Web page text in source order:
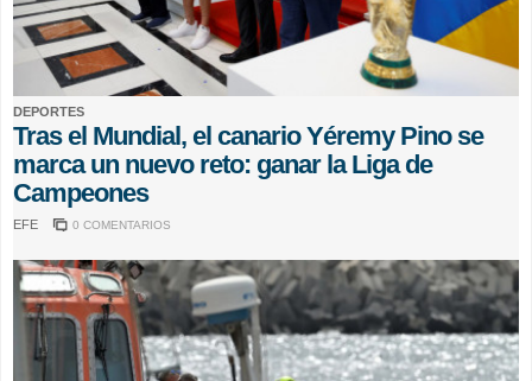
DEPORTES
Tras el Mundial, el canario Yéremy Pino se
marca un nuevo reto: ganar la Liga de
Campeones
EFE 0 COMENTARIOS